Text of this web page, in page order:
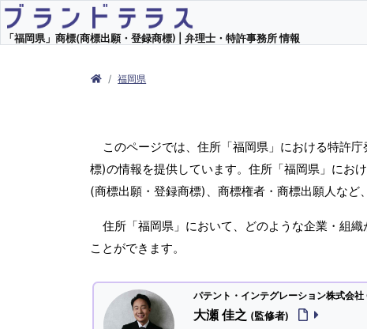
「福岡県」商標(商標出願・登録商標) | 弁理士・特許事務所 情報
福岡県
このページでは、住所「福岡県」における特許庁
標)の情報を提供しています。住所「福岡県」にお
(商標出願・登録商標)、商標権者・商標出願人など
住所「福岡県」において、どのような企業・組
ことができます。
パテント・インテグレーション株式会社
大瀬 佳之 (監修者)